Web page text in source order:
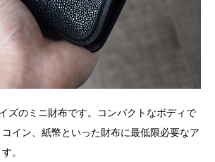
ズのミニ財布です。コンパクトなボディで
イン、紙幣といった財布に最低限必要なア
。